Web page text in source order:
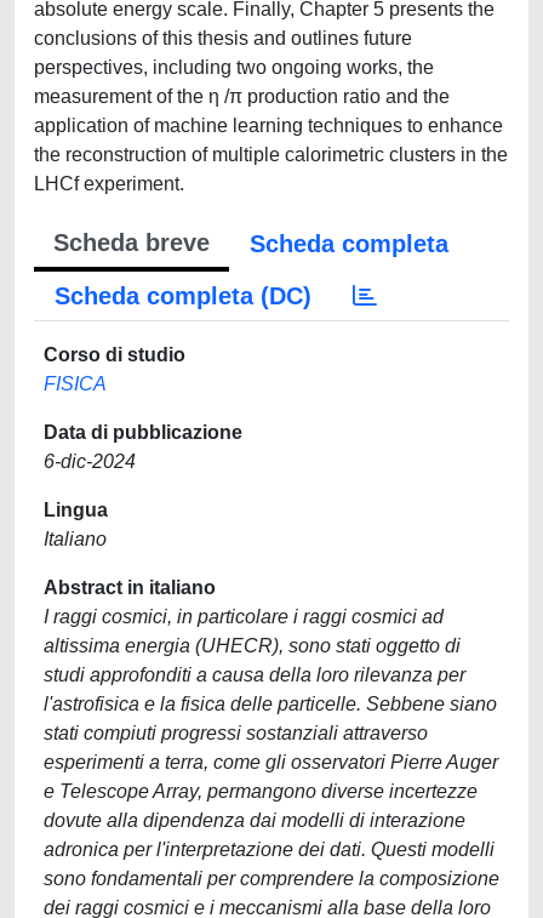
absolute energy scale. Finally, Chapter 5 presents the
conclusions of this thesis and outlines future
perspectives, including two ongoing works, the
measurement of the η /π production ratio and the
application of machine learning techniques to enhance
the reconstruction of multiple calorimetric clusters in the
LHCf experiment.
Scheda breve
Scheda completa
Scheda completa (DC)
Corso di studio
FISICA
Data di pubblicazione
6-dic-2024
Lingua
Italiano
Abstract in italiano
I raggi cosmici, in particolare i raggi cosmici ad
altissima energia (UHECR), sono stati oggetto di
studi approfonditi a causa della loro rilevanza per
l'astrofisica e la fisica delle particelle. Sebbene siano
stati compiuti progressi sostanziali attraverso
esperimenti a terra, come gli osservatori Pierre Auger
e Telescope Array, permangono diverse incertezze
dovute alla dipendenza dai modelli di interazione
adronica per l'interpretazione dei dati. Questi modelli
sono fondamentali per comprendere la composizione
dei raggi cosmici e i meccanismi alla base della loro